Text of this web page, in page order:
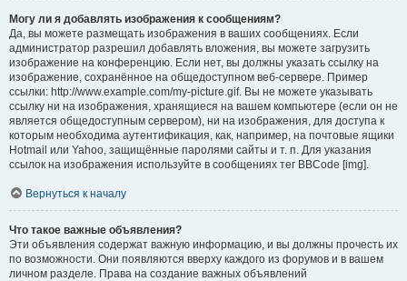
Могу ли я добавлять изображения к сообщениям?
Да, вы можете размещать изображения в ваших сообщениях. Если
администратор разрешил добавлять вложения, вы можете загрузить
изображение на конференцию. Если нет, вы должны указать ссылку на
изображение, сохранённое на общедоступном веб-сервере. Пример
ссылки: http://www.example.com/my-picture.gif. Вы не можете указывать
ссылку ни на изображения, хранящиеся на вашем компьютере (если он не
является общедоступным сервером), ни на изображения, для доступа к
которым необходима аутентификация, как, например, на почтовые ящики
Hotmail или Yahoo, защищённые паролями сайты и т. п. Для указания
ссылок на изображения используйте в сообщениях тег BBCode [img].
Вернуться к началу
Что такое важные объявления?
Эти объявления содержат важную информацию, и вы должны прочесть их
по возможности. Они появляются вверху каждого из форумов и в вашем
личном разделе. Права на создание важных объявлений